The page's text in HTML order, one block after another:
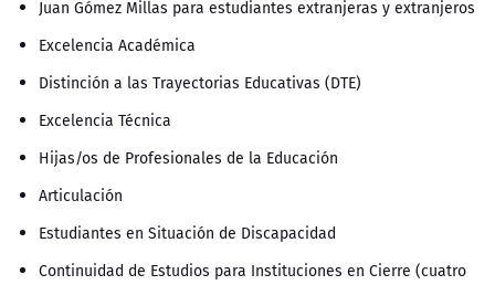
Juan Gómez Millas para estudiantes extranjeras y extranjeros
Excelencia Académica
Distinción a las Trayectorias Educativas (DTE)
Excelencia Técnica
Hijas/os de Profesionales de la Educación
Articulación
Estudiantes en Situación de Discapacidad
Continuidad de Estudios para Instituciones en Cierre (cuatro